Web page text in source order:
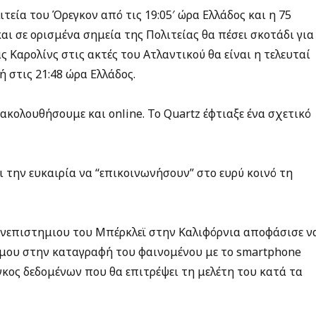
του Όρεγκον από τις 19:05′ ώρα Ελλάδος και η 75
σε ορισμένα σημεία της Πολιτείας θα πέσει σκοτάδι
στις ακτές του Ατλαντικού θα είναι η τελευταί
στις 21:48 ώρα Ελλάδος.
και online. Το Quartz έφτιαξε ένα σχετικό
ευκαιρία να “επικοινωνήσουν” στο ευρύ κοινό τη
του Μπέρκλεϊ στην Καλιφόρνια αποφάσισε
στην καταγραφή του φαινομένου με το smartphone
δεδομένων που θα επιτρέψει τη μελέτη του κατά τα